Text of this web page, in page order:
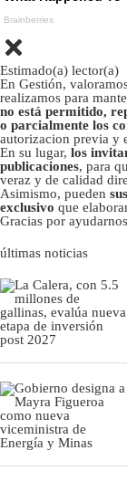
Estimado(a) lector(a)
En Gestión,
realizamos para
no está permitido,
o parcialmente los
autorizacion previa y
En su lugar, los
publicaciones, para
veraz y de calidad
Asimismo, pueden
exclusivo que
Gracias por
últimas noticias